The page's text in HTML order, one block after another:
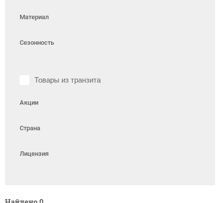
Материал
Сезонность
Товары из транзита
Акции
Страна
Лицензия